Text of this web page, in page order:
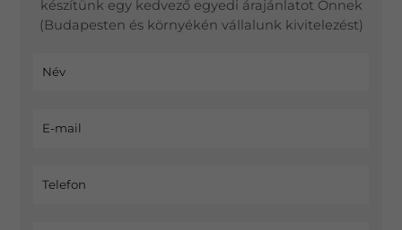
készítünk egy kedvező egyedi árajánlatot Önnek
(Budapesten és környékén vállalunk kivitelezést)
Név
E-mail
Telefon